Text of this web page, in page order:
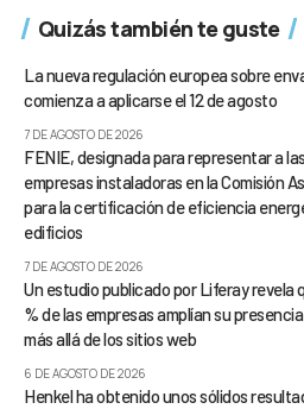
Quizás también te guste
La nueva regulación europea sobre
comienza a aplicarse el 12 de agosto
7 DE AGOSTO DE 2026
FENIE, designada para representar a las
empresas instaladoras en la Comisión
para la certificación de eficiencia
edificios
7 DE AGOSTO DE 2026
Un estudio publicado por Liferay revela
% de las empresas amplían su
más allá de los sitios web
6 DE AGOSTO DE 2026
Henkel ha obtenido unos sólidos